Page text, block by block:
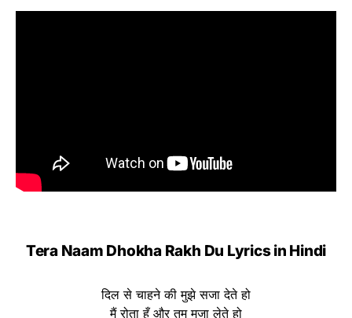
Tera Naam Dhokha Rakh Du Lyrics in Hindi
दिल से चाहने की मुझे सजा देते हो
मैं रोता हूँ और तुम मजा लेते हो